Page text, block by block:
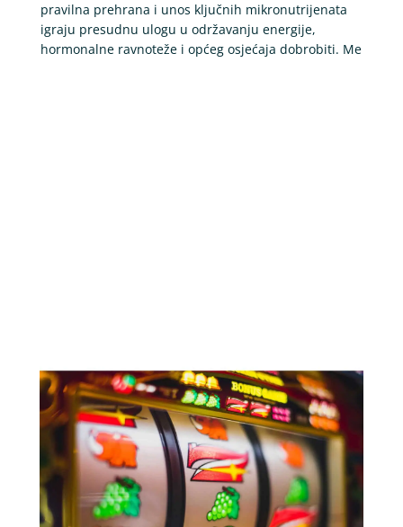
pravilna prehrana i unos ključnih mikronutrijenata
igraju presudnu ulogu u održavanju energije,
hormonalne ravnoteže i općeg osjećaja dobrobiti. Me